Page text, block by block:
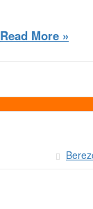
Read More »